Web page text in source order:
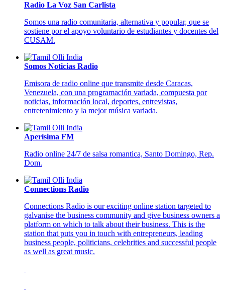
Radio La Voz San Carlista
Somos una radio comunitaria, alternativa y popular, que se
sostiene por el apoyo voluntario de estudiantes y docentes del
CUSAM.
Somos Noticias Radio
Emisora de radio online que transmite desde Caracas,
Venezuela, con una programación variada, compuesta por
noticias, información local, deportes, entrevistas,
entretenimiento y la mejor música variada.
Aperísima FM
Radio online 24/7 de salsa romantica, Santo Domingo, Rep.
Dom.
Connections Radio
Connections Radio is our exciting online station targeted to
galvanise the business community and give business owners a
platform on which to talk about their business. This is the
station that puts you in touch with entrepreneurs, leading
business people, politicians, celebrities and successful people
as well as great music.